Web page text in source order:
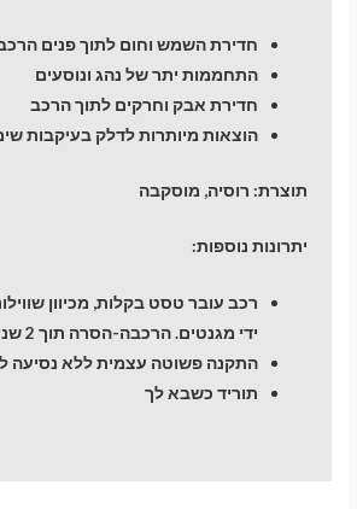
חדירת השמש וחום לתוך פנים
התחממות יתר של נהג ונוסעים
חדירת אבק וחרקים לתוך הרכב
הוצאות מיותרות לדלק בעיקבות
תוצרת: רוסיה, מוסקבה
יתרונות נוספות:
רכב עובר טסט בקלות, מכיוון
ידי מגנטים. הרכבה-הסרה תוך 2 שניות
התקנה פשוטה עצמית ללא נסיעה
תוריד כשבא לך